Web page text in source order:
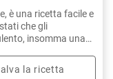
è una ricetta facile e
che gli
insomma una
la ricetta